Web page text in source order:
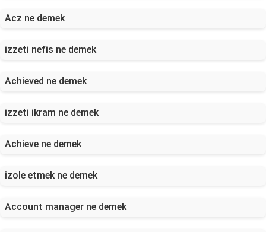
Acz ne demek
izzeti nefis ne demek
Achieved ne demek
izzeti ikram ne demek
Achieve ne demek
izole etmek ne demek
Account manager ne demek